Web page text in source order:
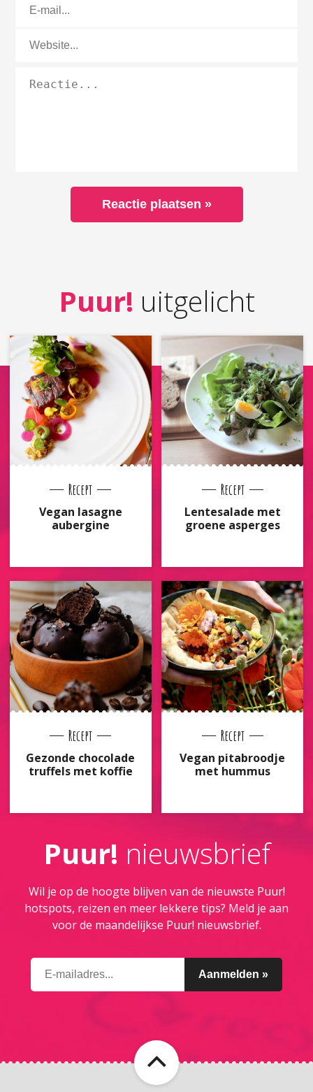
Puur! uitgelicht
Recept
Vegan lasagne
aubergine
Recept
Lentesalade met
groene asperges
Recept
Gezonde chocolade
truffels met koffie
Recept
Vegan pitabroodje
met hummus
Puur! nieuwsbrief
Wil je op de hoogte blijven van de nieuwste Puur!
hotspots, reizen en meer lekkere tips? Meld je aan
voor de maandelijkse Puur! nieuwsbrief.